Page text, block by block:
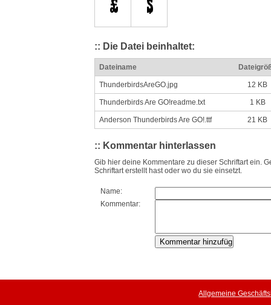
:: Die Datei beinhaltet:
Dateiname
ThunderbirdsAreGO.jpg 12 KB
Thunderbirds Are GO!readme.txt 1 KB
Anderson Thunderbirds Are GO!.ttf 21 KB
:: Kommentar hinterlassen
Gib hier deine Kommentare zu dieser Schriftart ein.
Schriftart erstellt hast oder wo du sie einsetzt.
Name:
Kommentar:
Allgemeine